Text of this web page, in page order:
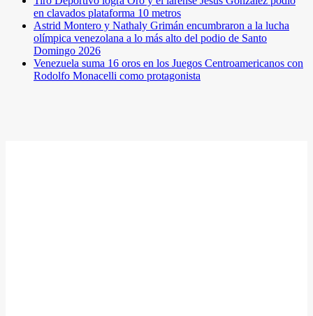
en clavados plataforma 10 metros
Astrid Montero y Nathaly Grimán encumbraron a la lucha
olímpica venezolana a lo más alto del podio de Santo
Domingo 2026
Venezuela suma 16 oros en los Juegos Centroamericanos con
Rodolfo Monacelli como protagonista